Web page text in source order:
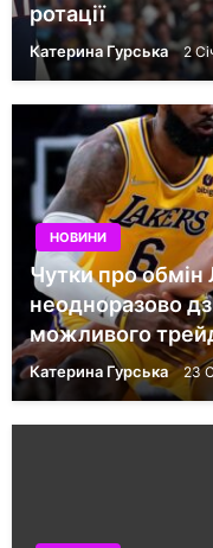
ротації
Катерина Гурська 2
НОВИНИ
Чутки про обмін
неодноразово
можливого
Катерина Гурська 23